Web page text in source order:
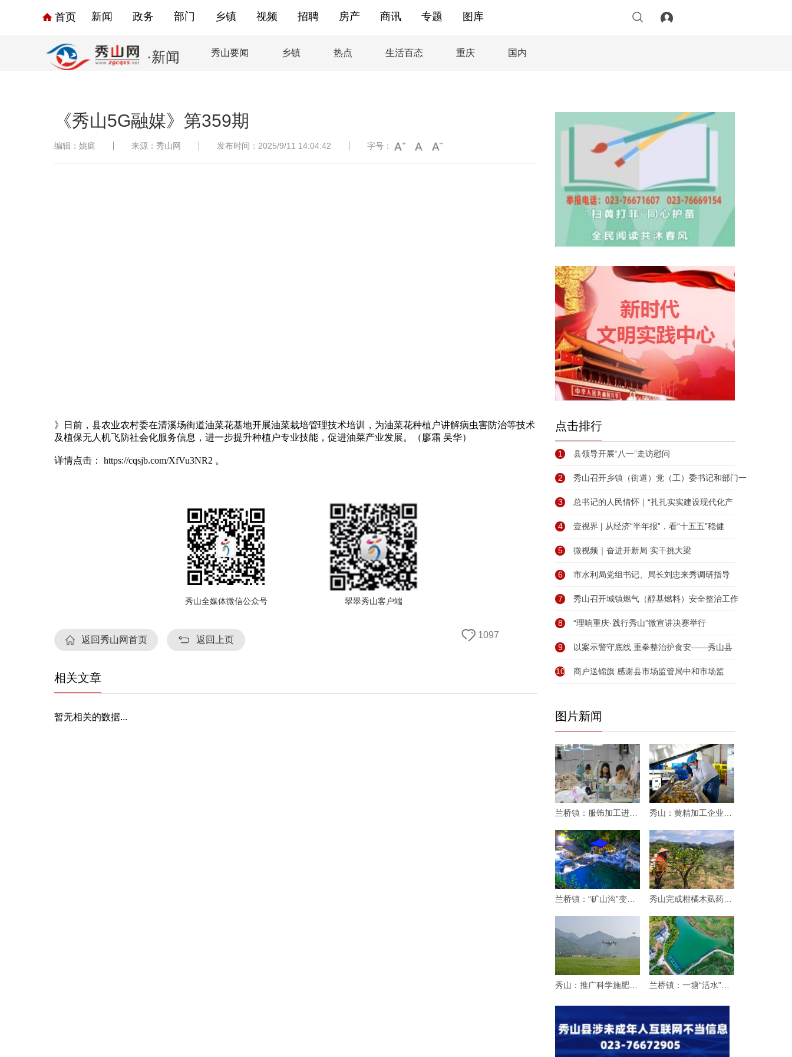
首页 新闻 政务 部门 乡镇 视频 招聘 房产 商讯 专题 图库
·新闻 秀山要闻 乡镇 热点 生活百态 重庆 国内
《秀山5G融媒》第359期
编辑：姚庭 来源：秀山网 发布时间：2025/9/11 14:04:42 字号：
》日前，县农业农村委在清溪场街道油菜花基地开展油菜栽培管理技术培训，为油菜花种植户讲解病虫害防治等技术
及植保无人机飞防社会化服务信息，进一步提升种植户专业技能，促进油菜产业发展。（廖霜 吴华）
详情点击： https://cqsjb.com/XfVu3NR2 。
秀山全媒体微信公众号 翠翠秀山客户端
返回秀山网首页 返回上页 1097
相关文章
暂无相关的数据...
点击排行
1 县领导开展“八一”走访慰问
2 秀山召开乡镇（街道）党（工）委书记和部门一
3 总书记的人民情怀｜“扎扎实实建设现代化产
4 壹视界 | 从经济“半年报”，看“十五五”稳健
5 微视频｜奋进开新局 实干挑大梁
6 市水利局党组书记、局长刘忠来秀调研指导
7 秀山召开城镇燃气（醇基燃料）安全整治工作
8 “理响重庆·践行秀山”微宣讲决赛举行
9 以案示警守底线 重拳整治护食安——秀山县
10 商户送锦旗 感谢县市场监管局中和市场监
图片新闻